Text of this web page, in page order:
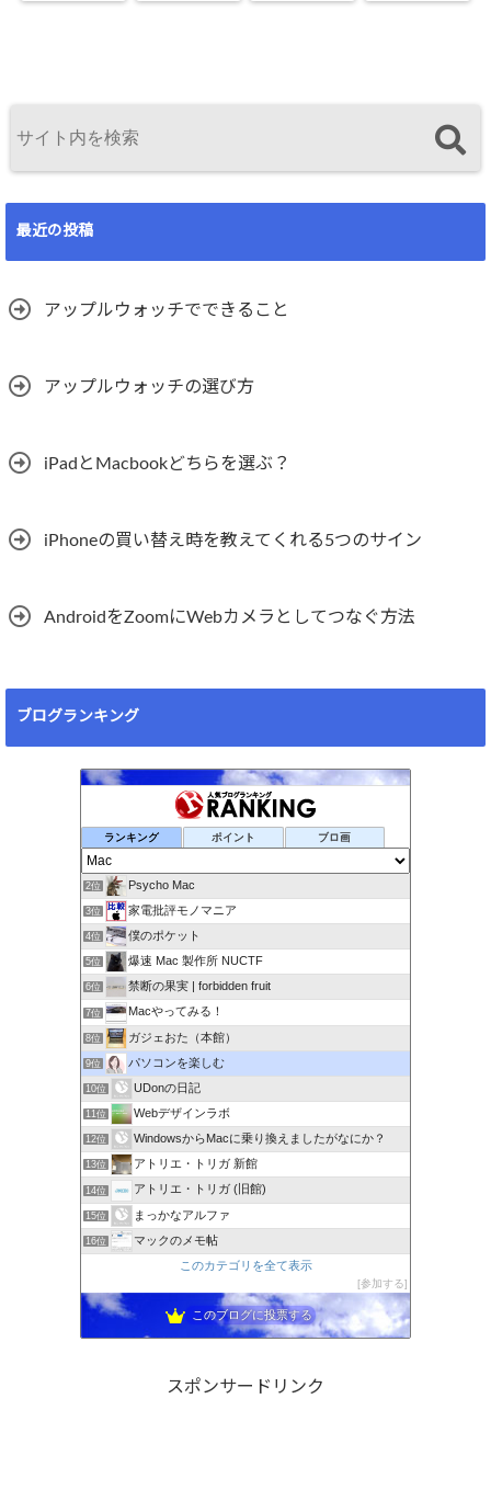
最近の投稿
アップルウォッチでできること
アップルウォッチの選び方
iPadとMacbookどちらを選ぶ？
iPhoneの買い替え時を教えてくれる5つのサイン
AndroidをZoomにWebカメラとしてつなぐ方法
ブログランキング
ランキング ポイント ブロ画
2位 Psycho Mac
3位 家電批評モノマニア
4位 僕のポケット
5位 爆速 Mac 製作所 NUCTF
6位 禁断の果実 | forbidden fruit
7位 Macやってみる！
8位 ガジェおた（本館）
9位 パソコンを楽しむ
10位 UDonの日記
11位 Webデザインラボ
12位 WindowsからMacに乗り換えましたがなにか？
13位 アトリエ・トリガ 新館
14位 アトリエ・トリガ (旧館)
15位 まっかなアルファ
16位
マックのメモ帖
このカテゴリを全て表示
参加する
このブログに投票する
スポンサードリンク